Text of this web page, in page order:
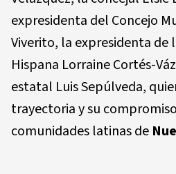
expresidenta del Concejo
Viverito, la expresidenta de
Hispana Lorraine Cortés-
estatal Luis Sepúlveda,
trayectoria y su
comunidades latinas de